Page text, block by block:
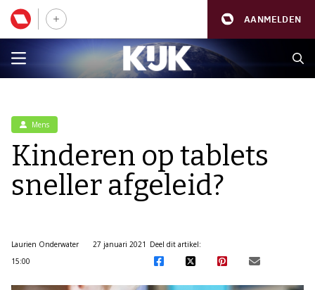
AANMELDEN
Mens
Kinderen op tablets
sneller afgeleid?
Laurien Onderwater
27 januari 2021
15:00
Deel dit artikel: